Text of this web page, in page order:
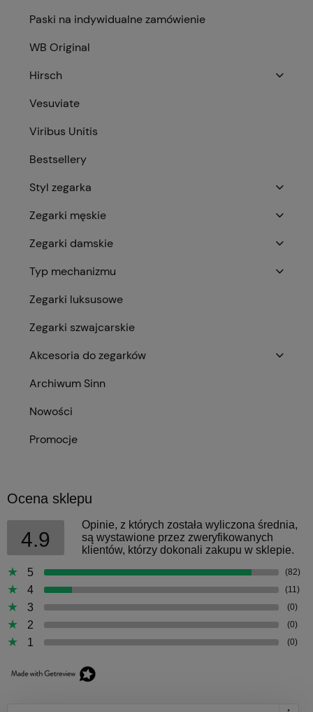
Paski na indywidualne zamówienie
WB Original
Hirsch
Vesuviate
Viribus Unitis
Bestsellery
Styl zegarka
Zegarki męskie
Zegarki damskie
Typ mechanizmu
Zegarki luksusowe
Zegarki szwajcarskie
Akcesoria do zegarków
Archiwum Sinn
Nowości
Promocje
Ocena sklepu
4.9
Opinie, z których została wyliczona średnia,
są wystawione przez zweryfikowanych
klientów, którzy dokonali zakupu w sklepie.
5
(82)
4 (11)
3 (0)
2 (0)
1 (0)